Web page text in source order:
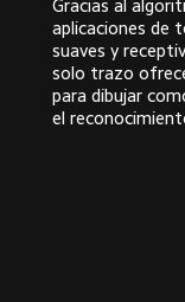
Gracias al
aplicaciones de
suaves y
solo trazo
para dibujar
el